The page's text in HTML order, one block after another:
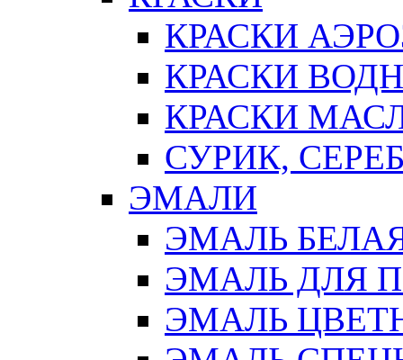
КРАСКИ
КРАСКИ
КРАСКИ
СУРИК,
ЭМАЛИ
ЭМАЛЬ
ЭМАЛЬ ДЛЯ
ЭМАЛЬ